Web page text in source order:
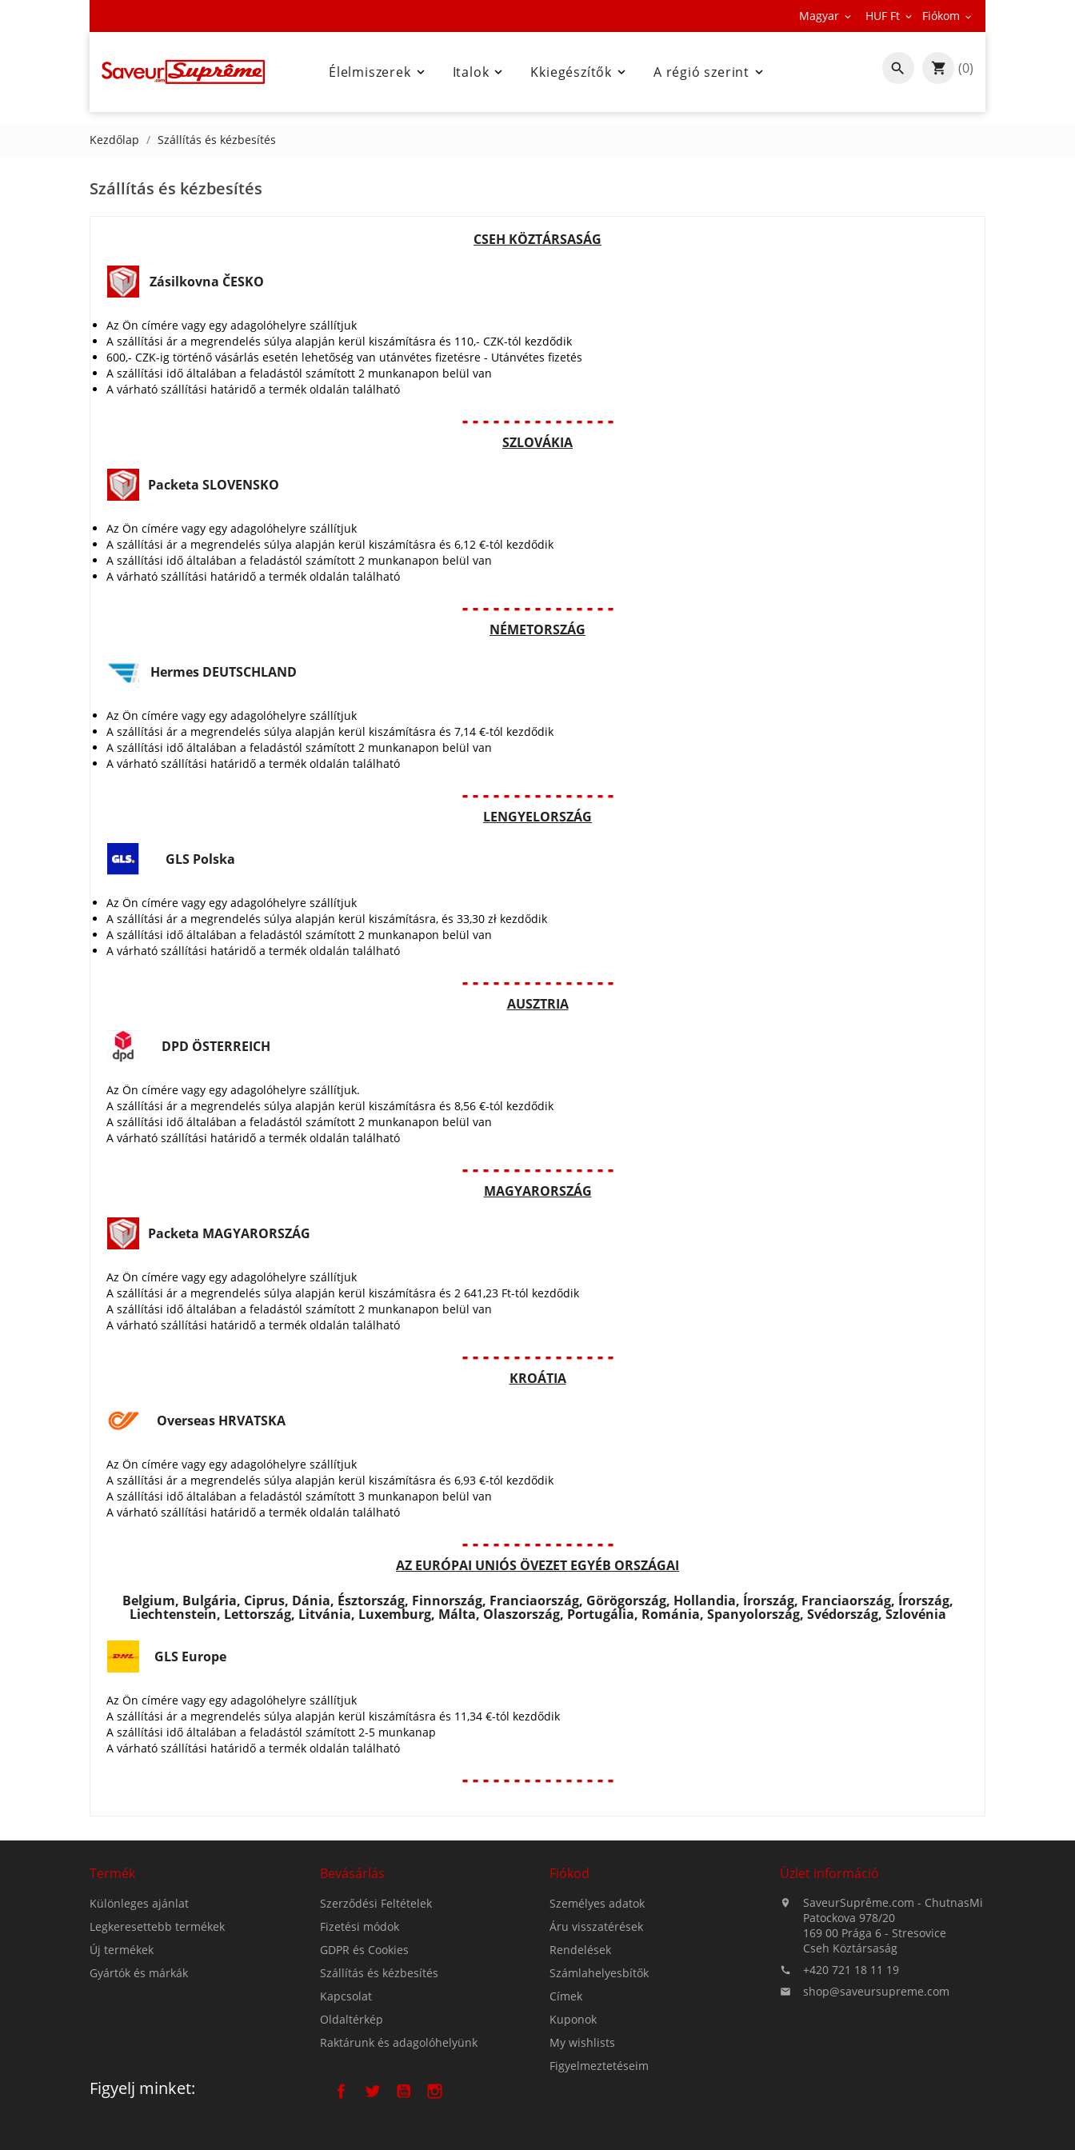
Magyar  HUF Ft  Fiókom 

Élelmiszerek 
Italok 
Kkiegészítők 
A régió szerint  (0)
Kezdőlap Szállítás és kézbesítés
Szállítás és kézbesítés
CSEH KÖZTÁRSASÁG
Zásilkovna ČESKO
Az Ön címére vagy egy adagolóhelyre szállítjuk
A szállítási ár a megrendelés súlya alapján kerül kiszámításra és 110,- CZK-tól kezdődik
600,- CZK-ig történő vásárlás esetén lehetőség van utánvétes fizetésre - Utánvétes fizetés
A szállítási idő általában a feladástól számított 2 munkanapon belül van
A várható szállítási határidő a termék oldalán található
- - - - - - - - - - - - - - -
SZLOVÁKIA
Packeta SLOVENSKO
Az Ön címére vagy egy adagolóhelyre szállítjuk
A szállítási ár a megrendelés súlya alapján kerül kiszámításra és 6,12 €-tól kezdődik
A szállítási idő általában a feladástól számított 2 munkanapon belül van
A várható szállítási határidő a termék oldalán található
- - - - - - - - - - - - - - -
NÉMETORSZÁG
Hermes DEUTSCHLAND
Az Ön címére vagy egy adagolóhelyre szállítjuk
A szállítási ár a megrendelés súlya alapján kerül kiszámításra és 7,14 €-tól kezdődik
A szállítási idő általában a feladástól számított 2 munkanapon belül van
A várható szállítási határidő a termék oldalán található
- - - - - - - - - - - - - - -
LENGYELORSZÁG
GLS Polska
Az Ön címére vagy egy adagolóhelyre szállítjuk
A szállítási ár a megrendelés súlya alapján kerül kiszámításra, és 33,30 zł kezdődik
A szállítási idő általában a feladástól számított 2 munkanapon belül van
A várható szállítási határidő a termék oldalán található
- - - - - - - - - - - - - - -
AUSZTRIA
DPD ÖSTERREICH
Az Ön címére vagy egy adagolóhelyre szállítjuk.
A szállítási ár a megrendelés súlya alapján kerül kiszámításra és 8,56 €-tól kezdődik
A szállítási idő általában a feladástól számított 2 munkanapon belül van
A várható szállítási határidő a termék oldalán található
- - - - - - - - - - - - - - -
MAGYARORSZÁG
Packeta MAGYARORSZÁG
Az Ön címére vagy egy adagolóhelyre szállítjuk
A szállítási ár a megrendelés súlya alapján kerül kiszámításra és 2 641,23 Ft-tól kezdődik
A szállítási idő általában a feladástól számított 2 munkanapon belül van
A várható szállítási határidő a termék oldalán található
- - - - - - - - - - - - - - -
KROÁTIA
Overseas HRVATSKA
Az Ön címére vagy egy adagolóhelyre szállítjuk
A szállítási ár a megrendelés súlya alapján kerül kiszámításra és 6,93 €-tól kezdődik
A szállítási idő általában a feladástól számított 3 munkanapon belül van
A várható szállítási határidő a termék oldalán található
- - - - - - - - - - - - - - -
AZ EURÓPAI UNIÓS ÖVEZET EGYÉB ORSZÁGAI
Belgium, Bulgária, Ciprus, Dánia, Észtország, Finnország, Franciaország, Görögország, Hollandia, Írország, Franciaország, Írország,
Liechtenstein, Lettország, Litvánia, Luxemburg, Málta, Olaszország, Portugália, Románia, Spanyolország, Svédország, Szlovénia
GLS Europe
Az Ön címére vagy egy adagolóhelyre szállítjuk
A szállítási ár a megrendelés súlya alapján kerül kiszámításra és 11,34 €-tól kezdődik
A szállítási idő általában a feladástól számított 2-5 munkanap
A várható szállítási határidő a termék oldalán található
- - - - - - - - - - - - - - -
Termék
Különleges ajánlat
Legkeresettebb termékek
Új termékek
Gyártók és márkák
Bevásárlás
Szerződési Feltételek
Fizetési módok
GDPR és Cookies
Szállítás és kézbesítés
Kapcsolat
Oldaltérkép
Raktárunk és adagolóhelyünk
Fiókod
Személyes adatok
Áru visszatérések
Rendelések
Számlahelyesbítők
Címek
Kuponok
My wishlists
Figyelmeztetéseim
Üzlet információ

SaveurSuprême.com - ChutnasMi
Patockova 978/20
169 00 Prága 6 - Stresovice
Cseh Köztársaság
 +420 721 18 11 19
 shop@saveursupreme.com
Figyelj minket: